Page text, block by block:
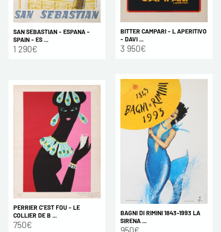
SAN SEBASTIAN - ESPANA -
SPAIN - ES ...
1 290€
BITTER CAMPARI - L APERITIVO
- DAVI ...
3 950€
PERRIER C'EST FOU - LE
COLLIER DE B ...
750€
BAGNI DI RIMINI 1843-1993 LA
SIRENA ...